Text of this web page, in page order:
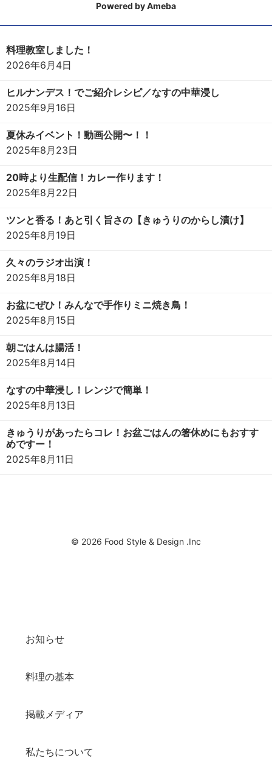
Powered by Ameba
料理教室しました！
2026年6月4日
ヒルナンデス！でご紹介レシピ／なすの中華浸し
2025年9月16日
夏休みイベント！動画公開〜！！
2025年8月23日
20時より生配信！カレー作ります！
2025年8月22日
ツンと香る！あと引く旨さの【きゅうりのからし漬け】
2025年8月19日
久々のラジオ出演！
2025年8月18日
お盆にぜひ！みんなで手作りミニ焼き鳥！
2025年8月15日
朝ごはんは腸活！
2025年8月14日
なすの中華浸し！レンジで簡単！
2025年8月13日
きゅうりがあったらコレ！お盆ごはんの箸休めにもおすす
めですー！
2025年8月11日
© 2026 Food Style & Design .Inc
お知らせ
料理の基本
掲載メディア
私たちについて